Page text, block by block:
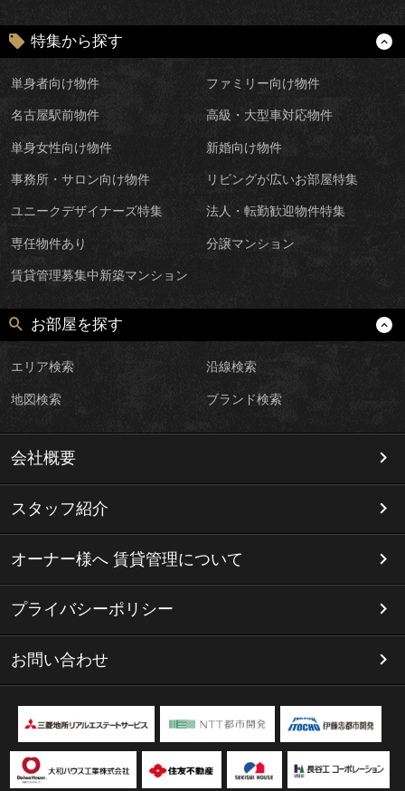
特集から探す
単身者向け物件 ファミリー向け物件
名古屋駅前物件 高級・大型車対応物件
単身女性向け物件 新婚向け物件
事務所・サロン向け物件 リビングが広いお部屋特集
ユニークデザイナーズ特集 法人・転勤歓迎物件特集
専任物件あり 分譲マンション
賃貸管理募集中新築マンション
お部屋を探す
エリア検索 沿線検索
地図検索 ブランド検索
会社概要
スタッフ紹介
オーナー様へ 賃貸管理について
プライバシーポリシー
お問い合わせ